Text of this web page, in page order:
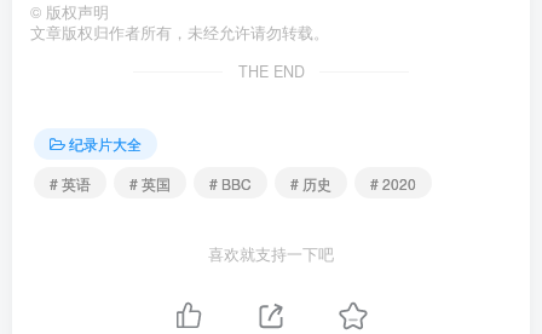
© 版权声明
文章版权归作者所有，未经允许请勿转载。
THE END
纪录片大全
# 英语
# 英国 # BBC # 历史 # 2020
喜欢就支持一下吧